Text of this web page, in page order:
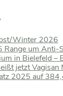
Winter 2026
um Anti-
in Bielefeld
jetzt Vagisan
2025 auf